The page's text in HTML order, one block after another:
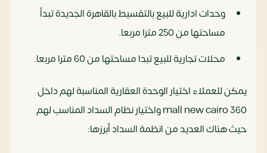
وحدات ادارية للبيع بالتقسيط بالقاهرة الجديدة تبدأ
مساحتها من 250 مترا مربعا.
محلات تجارية للبيع تبدا مساحتها من 60 مترا مربعا.
يمكن للعملاء اختيار الوحدة العقارية المناسبة لهم داخل
360 mall new cairo واختيار نظام السداد المناسب لهم
حيث هناك العديد من انظمة السداد أبرزها: